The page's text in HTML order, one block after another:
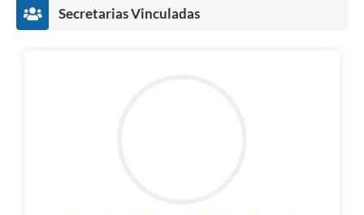
Secretarias Vinculadas